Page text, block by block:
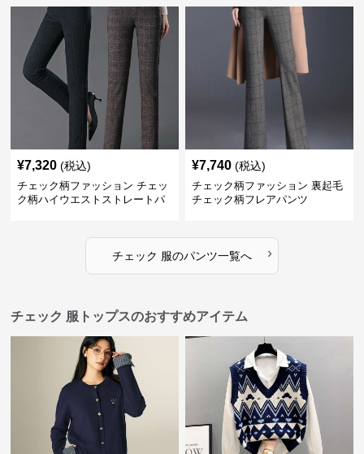
¥7,320 (税込)
チェック柄ファッション チェッ
ク柄ハイウエストストレートパ
¥7,740 (税込)
チェック柄ファッション 裏起毛
チェック柄フレアパンツ
チェック 服のパンツ一覧へ ›
チェック 服トップスのおすすめアイテム